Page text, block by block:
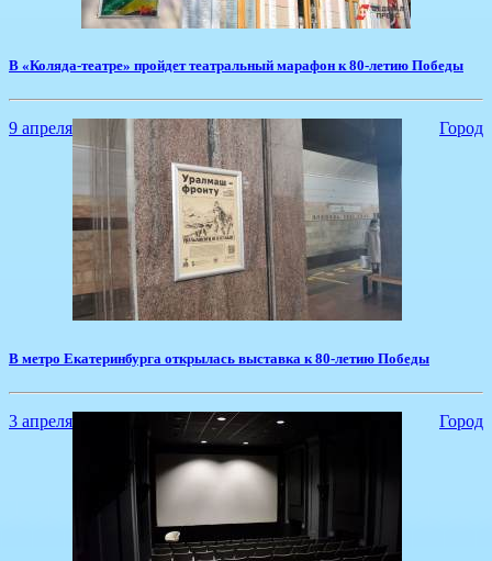
В «Коляда-театре» пройдет театральный марафон к 80-летию Победы
9 апреля Город
​В метро Екатеринбурга открылась выставка к 80-летию Победы
3 апреля Город